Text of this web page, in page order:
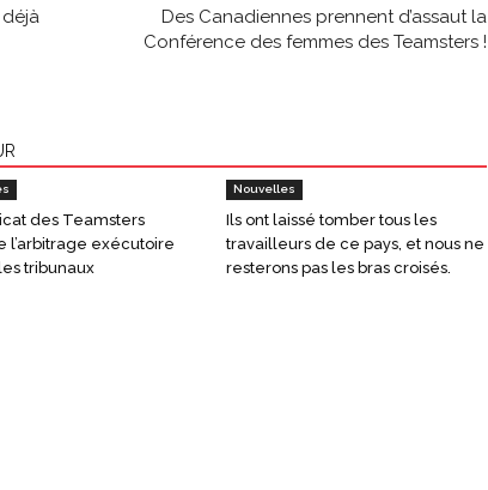
déjà
Des Canadiennes prennent d’assaut la
Conférence des femmes des Teamsters !
des Teamsters
l’arbitrage exécutoire
tribunaux
Nouvelles
Ils ont laissé tomber tous les
travailleurs de ce pays, et nous ne
resterons pas les bras croisés.